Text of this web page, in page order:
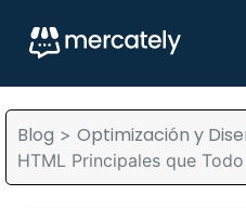
Blog > Optimización y
HTML Principales que